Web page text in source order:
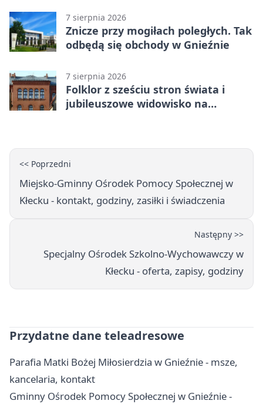
7 sierpnia 2026
Znicze przy mogiłach poległych. Tak
odbędą się obchody w Gnieźnie
7 sierpnia 2026
Folklor z sześciu stron świata i
jubileuszowe widowisko na
<< Poprzedni
Miejsko-Gminny Ośrodek Pomocy Społecznej w
Kłecku - kontakt, godziny, zasiłki i świadczenia
Następny >>
Specjalny Ośrodek Szkolno-Wychowawczy w
Kłecku - oferta, zapisy, godziny
Przydatne dane teleadresowe
Parafia Matki Bożej Miłosierdzia w Gnieźnie - msze,
kancelaria, kontakt
Gminny Ośrodek Pomocy Społecznej w Gnieźnie -